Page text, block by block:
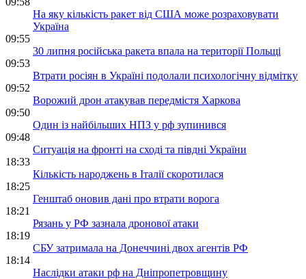
На яку кількість ракет від США може розраховувати
Україна
09:55
30 липня російська ракета впала на території Польщі
09:53
Втрати росіян в Україні подолали психологічну відмітку
09:52
Ворожий дрон атакував передмістя Харкова
09:50
Один із найбільших НПЗ у рф зупинився
09:48
Ситуація на фронті на сході та півдні України
18:33
Кількість народжень в Італії скоротилася
18:25
Генштаб оновив дані про втрати ворога
18:21
Рязань у РФ зазнала дронової атаки
18:19
СБУ затримала на Донеччині двох агентів РФ
18:14
Наслідки атаки рф на Дніпропетровщину